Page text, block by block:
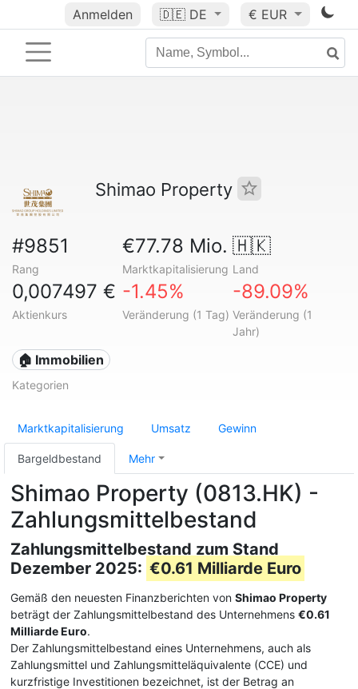
Anmelden 🇩🇪 DE € EUR
Shimao Property
#9851
Rang
€77.78 Mio.
Marktkapitalisierung
🇭🇰
Land
0,007497 €
Aktienkurs
-1.45%
Veränderung (1 Tag)
-89.09%
Veränderung (1
Jahr)
🏠 Immobilien
Kategorien
Marktkapitalisierung Umsatz Gewinn
Bargeldbestand Mehr
Shimao Property (0813.HK) -
Zahlungsmittelbestand
Zahlungsmittelbestand zum Stand
Dezember 2025: €0.61 Milliarde Euro
Gemäß den neuesten Finanzberichten von Shimao Property
beträgt der Zahlungsmittelbestand des Unternehmens €0.61
Milliarde Euro.
Der Zahlungsmittelbestand eines Unternehmens, auch als
Zahlungsmittel und Zahlungsmitteläquivalente (CCE) und
kurzfristige Investitionen bezeichnet, ist der Betrag an